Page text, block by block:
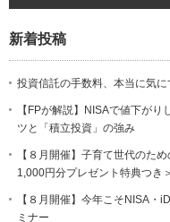
新着投稿
投資信託の手数料、本当に気に
【FPが解説】NISAで値下が
ツと「積立投資」の強み
【８月開催】子育て世代のた
1,000円分プレゼント特典つき＞
【８月開催】今年こそNISA・
ミナー